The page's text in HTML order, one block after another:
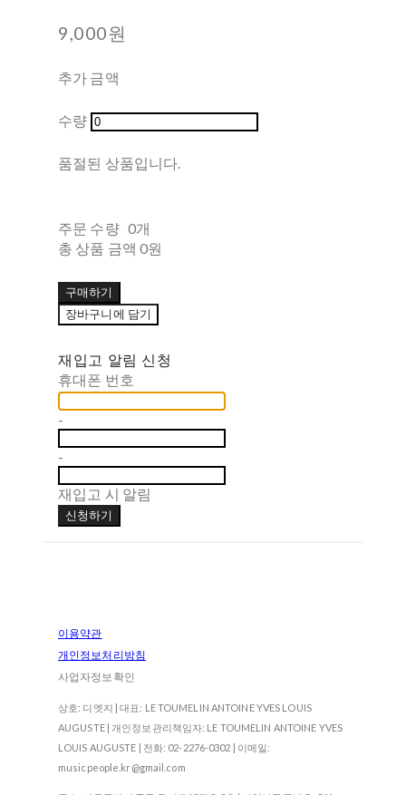
9,000원
추가 금액
수량
품절된 상품입니다.
주문 수량 0개
총 상품 금액 0원
구매하기
장바구니에 담기
재입고 알림 신청
휴대폰 번호
-
-
재입고 시 알림
신청하기
이용약관
개인정보처리방침
사업자정보확인
상호: 디엣지 | 대표: LE TOUMELIN ANTOINE YVES LOUIS
AUGUSTE | 개인정보관리책임자: LE TOUMELIN ANTOINE YVES
LOUIS AUGUSTE | 전화: 02-2276-0302 | 이메일:
musicpeople.kr@gmail.com